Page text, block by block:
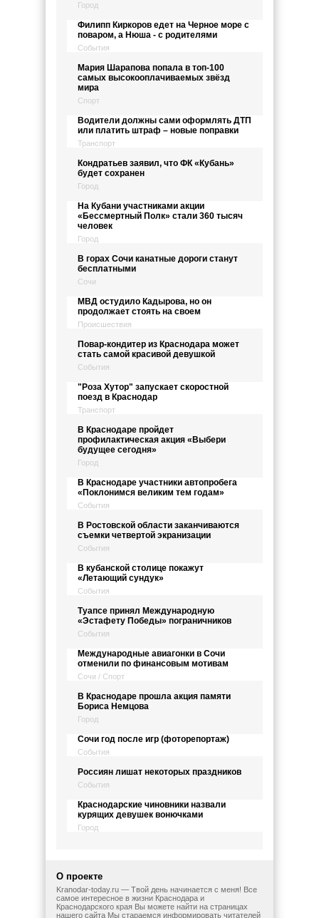
Город
Филипп Киркоров едет на Черное море с
поваром, а Нюша - с родителями
События
Мария Шарапова попала в топ-100
самых высокооплачиваемых звёзд
мира
Спорт
Водители должны сами оформлять ДТП
или платить штраф – новые поправки
Транспорт
Кондратьев заявил, что ФК «Кубань»
будет сохранен
Город
На Кубани участниками акции
«Бессмертный Полк» стали 360 тысяч
человек
Город
В горах Сочи канатные дороги станут
бесплатными
Сочи
МВД остудило Кадырова, но он
продолжает стоять на своем
Происшествия
Повар-кондитер из Краснодара может
стать самой красивой девушкой
События
"Роза Хутор" запускает скоростной
поезд в Краснодар
Транспорт
В Краснодаре пройдет
профилактическая акция «Выбери
будущее сегодня»
Город
В Краснодаре участники автопробега
«Поклонимся великим тем годам»
События
В Ростовской области заканчиваются
съемки четвертой экранизации
События
В кубанской столице покажут
«Летающий сундук»
События
Туапсе принял Международную
«Эстафету Победы» пограничников
События
Международные авиагонки в Сочи
отменили по финансовым мотивам
Сочи / Спорт
В Краснодаре прошла акция памяти
Бориса Немцова
Город
Сочи год после игр (фоторепортаж)
События
Россиян лишат некоторых праздников
События
Краснодарские чиновники назвали
курящих девушек вонючками
Город
О проекте
Kranodar-today.ru — Твой день начинается с меня! Все
самое интересное в жизни Краснодара и
Краснодарского края Вы можете найти на страницах
нашего сайта Мы стараемся информировать читателей